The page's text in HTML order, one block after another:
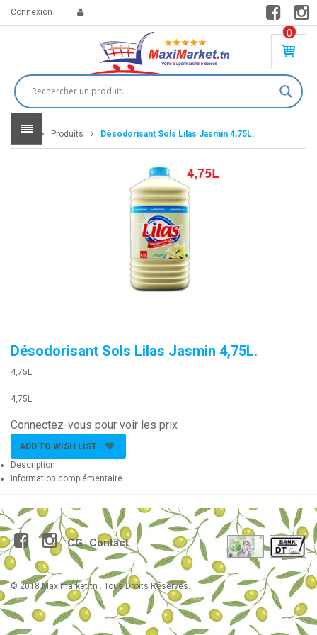
Connexion
0
PR
DU
IT(
S)
Home Produits Désodorisant Sols Lilas Jasmin 4,75L.
Désodorisant Sols Lilas Jasmin 4,75L.
4,75L
4,75L
Connectez-vous pour voir les prix
ADD TO WISH LIST
Description
Information complémentaire
CG|Contact
© 2018 Maximarket.tn . Tous Droits Réservés.